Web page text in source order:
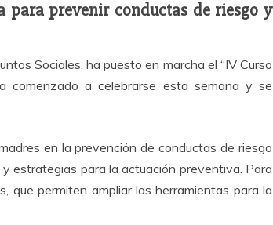
para prevenir conductas de riesgo y
Sociales, ha puesto en marcha el “IV Curso
comenzado a celebrarse esta semana y se
en la prevención de conductas de riesgo
estrategias para la actuación preventiva. Para
que permiten ampliar las herramientas para la